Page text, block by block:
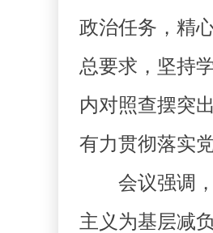
政治任务，精
总要求，坚持
内对照查摆突
有力贯彻落实
会议强调，
主义为基层减